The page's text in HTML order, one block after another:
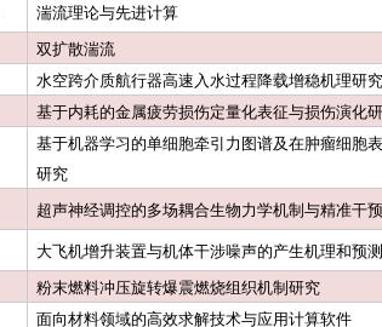
湍流理论与先进计算
双扩散湍流
水空跨介质航行器高速入水过程降载增稳机理研究
基于内耗的金属疲劳损伤定量化表征与损伤演化
基于机器学习的单细胞牵引力图谱及在肿瘤细胞
研究
超声神经调控的多场耦合生物力学机制与精准干
大飞机增升装置与机体干涉噪声的产生机理和预
粉末燃料冲压旋转爆震燃烧组织机制研究
面向材料领域的高效求解技术与应用计算软件